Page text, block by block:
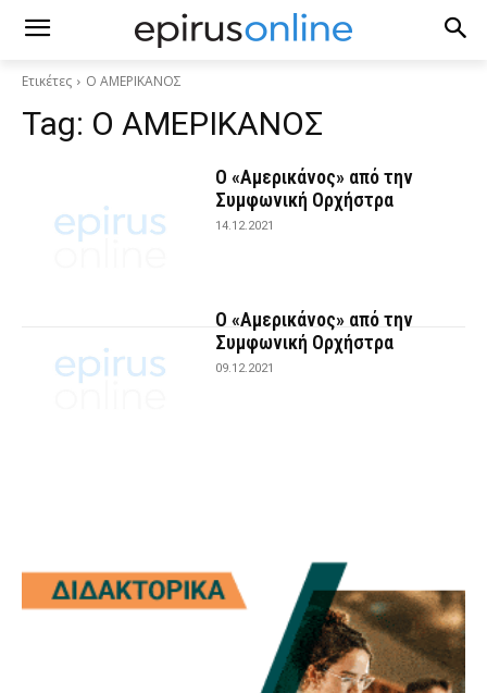
Ετικέτες Ο ΑΜΕΡΙΚΑΝΟΣ
Tag: Ο ΑΜΕΡΙΚΑΝΟΣ
Ο «Αμερικάνος» από την
Συμφωνική Ορχήστρα
14.12.2021
Ο «Αμερικάνος» από την
Συμφωνική Ορχήστρα
09.12.2021